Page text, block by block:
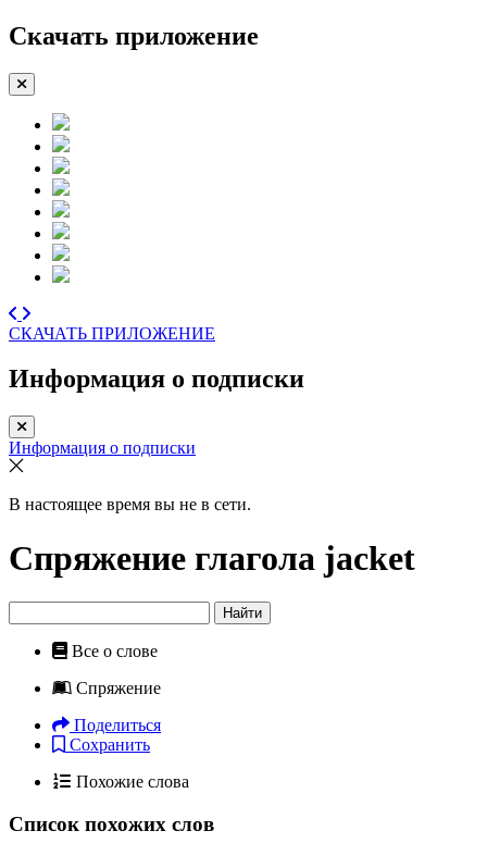
Скачать приложение
СКАЧАТЬ ПРИЛОЖЕНИЕ
Информация о подписки
Информация о подписки
В настоящее время вы не в сети.
Спряжение глагола jacket
Найти
Все о слове
Спряжение
Поделиться
Сохранить
Похожие слова
Список похожих слов